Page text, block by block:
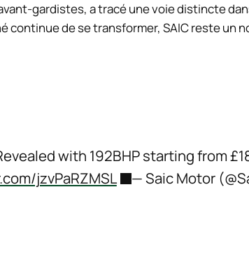
gardistes, a tracé une voie distincte
continue de se transformer, SAIC reste un
with 192BHP starting from
jzvPaRZMSL — Saic Motor